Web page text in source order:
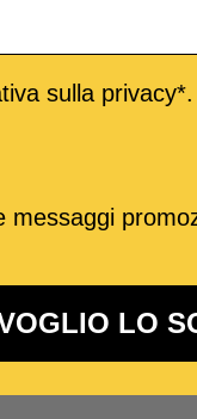
sulla privacy*.
LO